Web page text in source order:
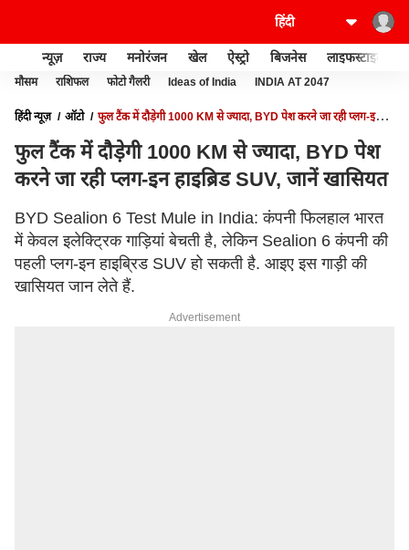
न्यूज़ राज्य मनोरंजन खेल ऐस्ट्रो बिजनेस लाइफस्टाइल
मौसम राशिफल फोटो गैलरी Ideas of India INDIA AT 2047
हिंदी न्यूज़ ऑटो
फुल टैंक में दौड़ेगी 1000 KM से ज्यादा, BYD पेश करने जा रही प्लग-इन
फुल टैंक में दौड़ेगी 1000 KM से ज्यादा, BYD पेश
करने जा रही प्लग-इन हाइब्रिड SUV, जानें खासियत
BYD Sealion 6 Test Mule in India: कंपनी फिलहाल भारत
में केवल इलेक्ट्रिक गाड़ियां बेचती है, लेकिन Sealion 6 कंपनी की
पहली प्लग-इन हाइब्रिड SUV हो सकती है. आइए इस गाड़ी की
खासियत जान लेते हैं.
Advertisement